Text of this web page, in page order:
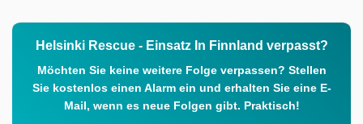
Helsinki Rescue - Einsatz In Finnland verpasst?
Möchten Sie keine weitere Folge verpassen? Stellen
Sie kostenlos einen Alarm ein und erhalten Sie eine E-
Mail, wenn es neue Folgen gibt. Praktisch!